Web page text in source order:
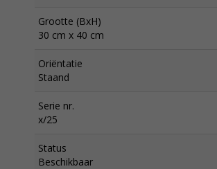
Grootte (BxH)
30 cm x 40 cm
Oriëntatie
Staand
Serie nr.
x/25
Status
Beschikbaar